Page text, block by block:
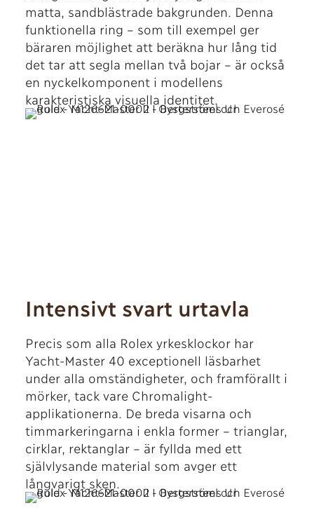
matta, sandblästrade bakgrunden. Denna
funktionella ring – som till exempel ger
bäraren möjlighet att beräkna hur lång tid
det tar att segla mellan två bojar – är också
en nyckelkomponent i modellens
karakteristiska visuella identitet.
Intensivt svart urtavla
Precis som alla Rolex yrkesklockor har
Yacht-Master 40 exceptionell läsbarhet
under alla omständigheter, och framförallt i
mörker, tack vare Chromalight-
applikationerna. De breda visarna och
timmarkeringarna i enkla former – trianglar,
cirklar, rektanglar – är fyllda med ett
självlysande material som avger ett
långvarigt sken.